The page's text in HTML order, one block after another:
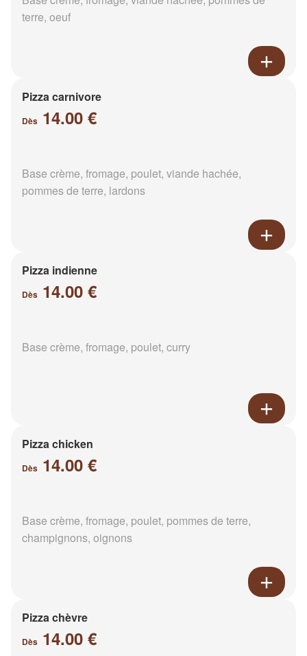
terre, oeuf
Pizza carnivore
Dès 14.00 €
Base crème, fromage, poulet, viande hachée,
pommes de terre, lardons
Pizza indienne
Dès 14.00 €
Base crème, fromage, poulet, curry
Pizza chicken
Dès 14.00 €
Base crème, fromage, poulet, pommes de terre,
champignons, oignons
Pizza chèvre
Dès 14.00 €